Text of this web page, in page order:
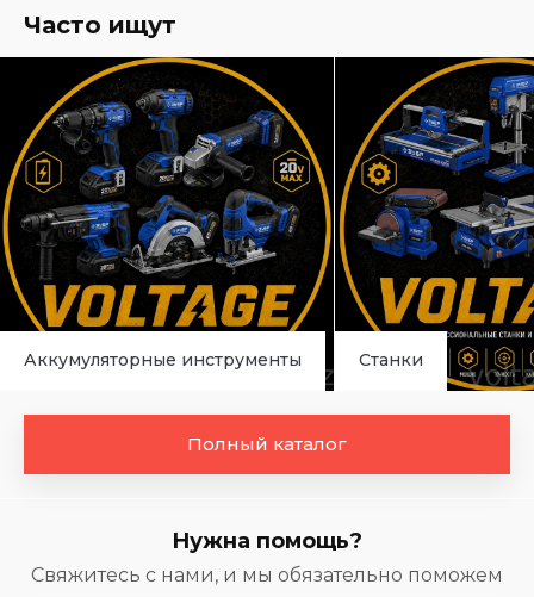
Часто ищут
Аккумуляторные инструменты Станки
Полный каталог
Нужна помощь?
Свяжитесь с нами, и мы обязательно поможем